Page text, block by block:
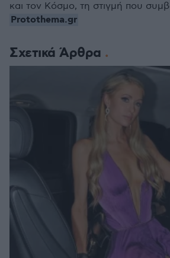
Σχετικά Άρθρα
και τον Κόσμο, τη στιγμή που
Protothema.gr